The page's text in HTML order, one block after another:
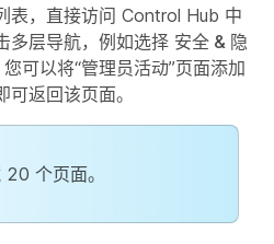
表，直接访问 Control Hub 中
多层导航，例如选择 安全 & 隐
您可以将“管理员活动”页面添加
返回该页面。
个页面。